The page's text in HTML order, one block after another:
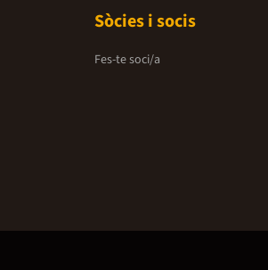
Sòcies i socis
Fes-te soci/a